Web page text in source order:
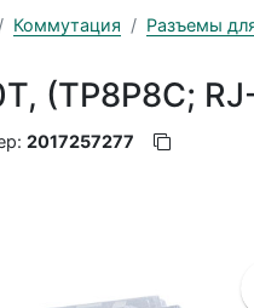
Коммутация Разъемы
(TP8P8C;
2017257277